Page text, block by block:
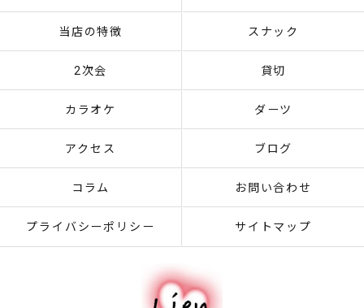
当店の特徴 スナック
2次会 貸切
カラオケ ダーツ
アクセス ブログ
コラム お問い合わせ
プライバシーポリシー サイトマップ